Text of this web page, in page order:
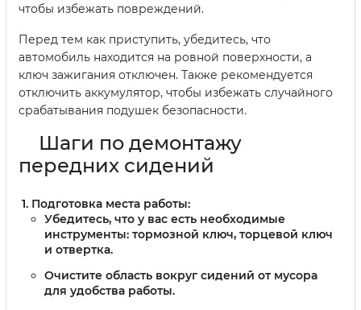
чтобы избежать повреждений.
Перед тем как приступить, убедитесь, что
автомобиль находится на ровной поверхности, а
ключ зажигания отключен. Также рекомендуется
отключить аккумулятор, чтобы избежать случайного
срабатывания подушек безопасности.
Шаги по демонтажу
передних сидений
Подготовка места работы:
Убедитесь, что у вас есть необходимые
инструменты: тормозной ключ, торцевой ключ
и отвертка.
Очистите область вокруг сидений от мусора
для удобства работы.